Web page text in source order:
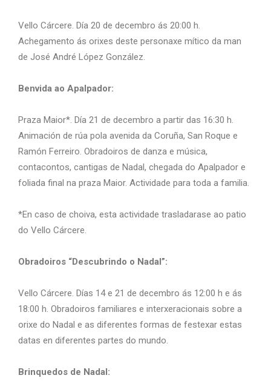
Vello Cárcere. Día 20 de decembro ás 20:00 h.
Achegamento ás orixes deste personaxe mítico da man
de José André López González.
Benvida ao Apalpador:
Praza Maior*. Día 21 de decembro a partir das 16:30 h.
Animación de rúa pola avenida da Coruña, San Roque e
Ramón Ferreiro. Obradoiros de danza e música,
contacontos, cantigas de Nadal, chegada do Apalpador e
foliada final na praza Maior. Actividade para toda a familia.
*En caso de choiva, esta actividade trasladarase ao patio
do Vello Cárcere.
Obradoiros “Descubrindo o Nadal”:
Vello Cárcere. Días 14 e 21 de decembro ás 12:00 h e ás
18:00 h. Obradoiros familiares e interxeracionais sobre a
orixe do Nadal e as diferentes formas de festexar estas
datas en diferentes partes do mundo.
Brinquedos de Nadal: